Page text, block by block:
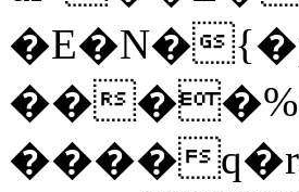
�E�N�
��
����q�r؈k���8